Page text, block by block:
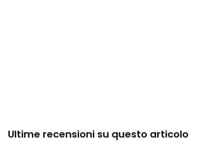
Ultime recensioni su questo articolo